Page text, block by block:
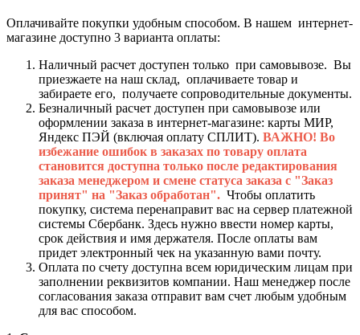
Оплачивайте покупки удобным способом. В нашем интернет-
магазине доступно 3 варианта оплаты:
Наличный расчет доступен только при самовывозе. Вы
приезжаете на наш склад, оплачиваете товар и
забираете его, получаете сопроводительные документы.
Безналичный расчет доступен при самовывозе или
оформлении заказа в интернет-магазине: карты МИР,
Яндекс ПЭЙ (включая оплату СПЛИТ). ВАЖНО! Во
избежание ошибок в заказах по товару оплата
становится доступна только после редактирования
заказа менеджером и смене статуса заказа с "Заказ
принят" на "Заказ обработан". Чтобы оплатить
покупку, система перенаправит вас на сервер платежной
системы Сбербанк. Здесь нужно ввести номер карты,
срок действия и имя держателя. После оплаты вам
придет электронный чек на указанную вами почту.
Оплата по счету доступна всем юридическим лицам при
заполнении реквизитов компании. Наш менеджер после
согласования заказа отправит вам счет любым удобным
для вас способом.